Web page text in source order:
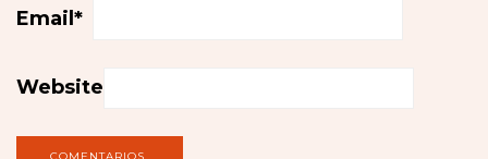
Email *
Website